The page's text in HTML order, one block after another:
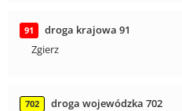
91
droga krajowa 91
Zgierz
702
droga wojewódzka 702